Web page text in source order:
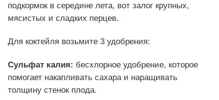
подкормок в середине лета, вот залог крупных,
мясистых и сладких перцев.
Для коктейля возьмите 3 удобрения:
Сульфат калия: бесхлорное удобрение, которое
помогает накапливать сахара и наращивать
толщину стенок плода.